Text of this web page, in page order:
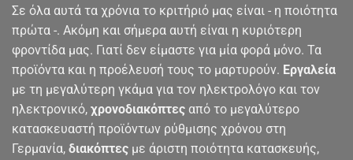
Σε όλα αυτά τα χρόνια το κριτήριό μας είναι - η ποιότητα
πρώτα -. Ακόμη και σήμερα αυτή είναι η κυριότερη
φροντίδα μας. Γιατί δεν είμαστε για μία φορά μόνο. Τα
προϊόντα και η προέλευσή τους το μαρτυρούν. Εργαλεία
με τη μεγαλύτερη γκάμα για τον ηλεκτρολόγο και τον
ηλεκτρονικό, χρονοδιακόπτες από το μεγαλύτερο
κατασκευαστή προϊόντων ρύθμισης χρόνου στη
Γερμανία, διακόπτες με άριστη ποιότητα κατασκευής,